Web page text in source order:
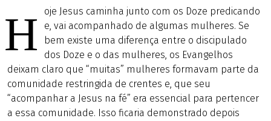
H
oje Jesus caminha junto com os Doze predicando
e, vai acompanhado de algumas mulheres. Se
bem existe uma diferença entre o discipulado
dos Doze e o das mulheres, os Evangelhos
deixam claro que “muitas” mulheres formavam parte da
comunidade restringida de crentes e, que seu
“acompanhar a Jesus na fé” era essencial para pertencer
a essa comunidade. Isso ficaria demonstrado depois